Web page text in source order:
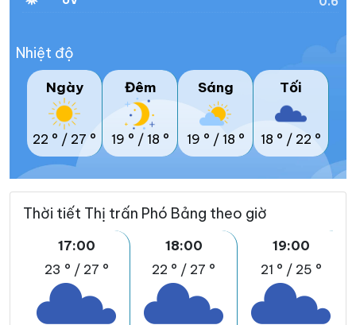
Nhiệt độ
Ngày
22 ° / 27 °
Đêm
19 ° / 18 °
Sáng
19 ° / 18 °
Tối
18 ° / 22 °
Thời tiết Thị trấn Phó Bảng theo giờ
17:00
23 ° / 27 °
18:00
22 ° / 27 °
19:00
21 ° / 25 °